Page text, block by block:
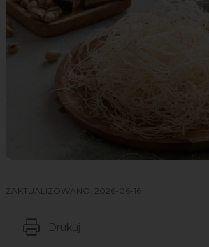
ZAKTUALIZOWANO: 2026-06-16
Drukuj